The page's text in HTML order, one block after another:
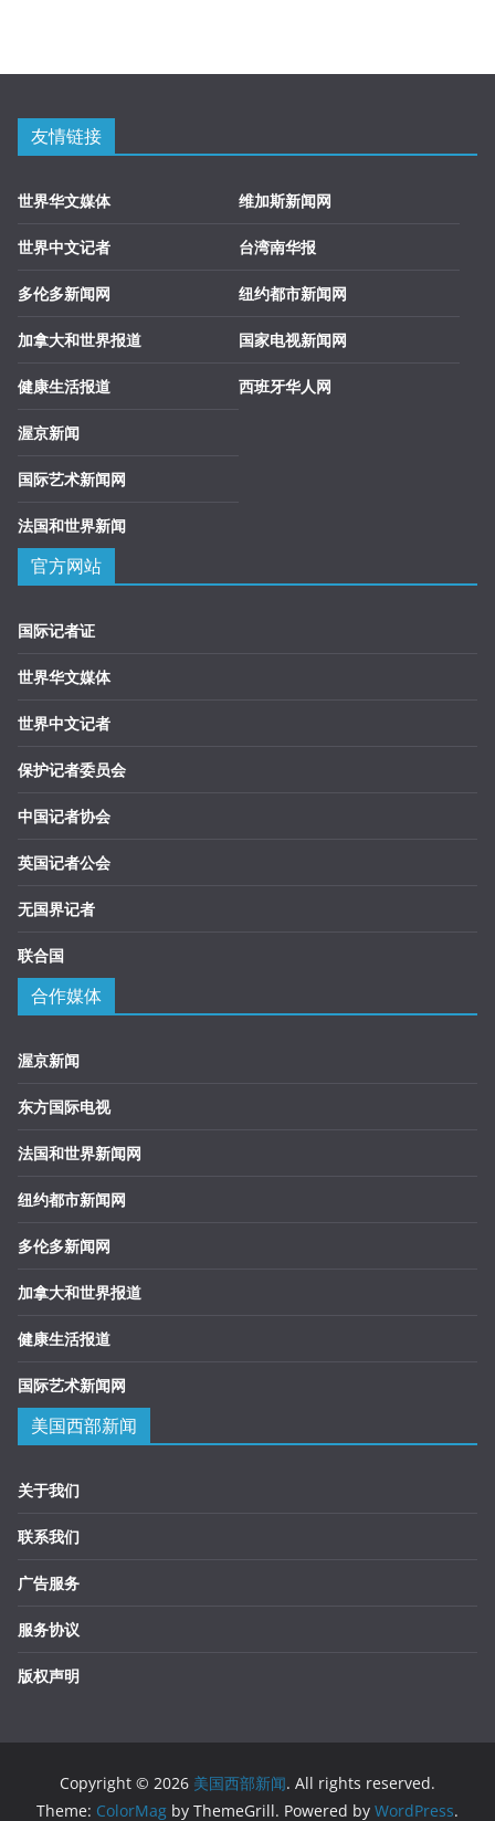
友情链接
世界华文媒体
世界中文记者
多伦多新闻网
加拿大和世界报道
健康生活报道
渥京新闻
国际艺术新闻网
法国和世界新闻
维加斯新闻网
台湾南华报
纽约都市新闻网
国家电视新闻网
西班牙华人网
官方网站
国际记者证
世界华文媒体
世界中文记者
保护记者委员会
中国记者协会
英国记者公会
无国界记者
联合国
合作媒体
渥京新闻
东方国际电视
法国和世界新闻网
纽约都市新闻网
多伦多新闻网
加拿大和世界报道
健康生活报道
国际艺术新闻网
美国西部新闻
关于我们
联系我们
广告服务
服务协议
版权声明
Copyright © 2026 美国西部新闻. All rights reserved.
Theme: ColorMag by ThemeGrill. Powered by WordPress.